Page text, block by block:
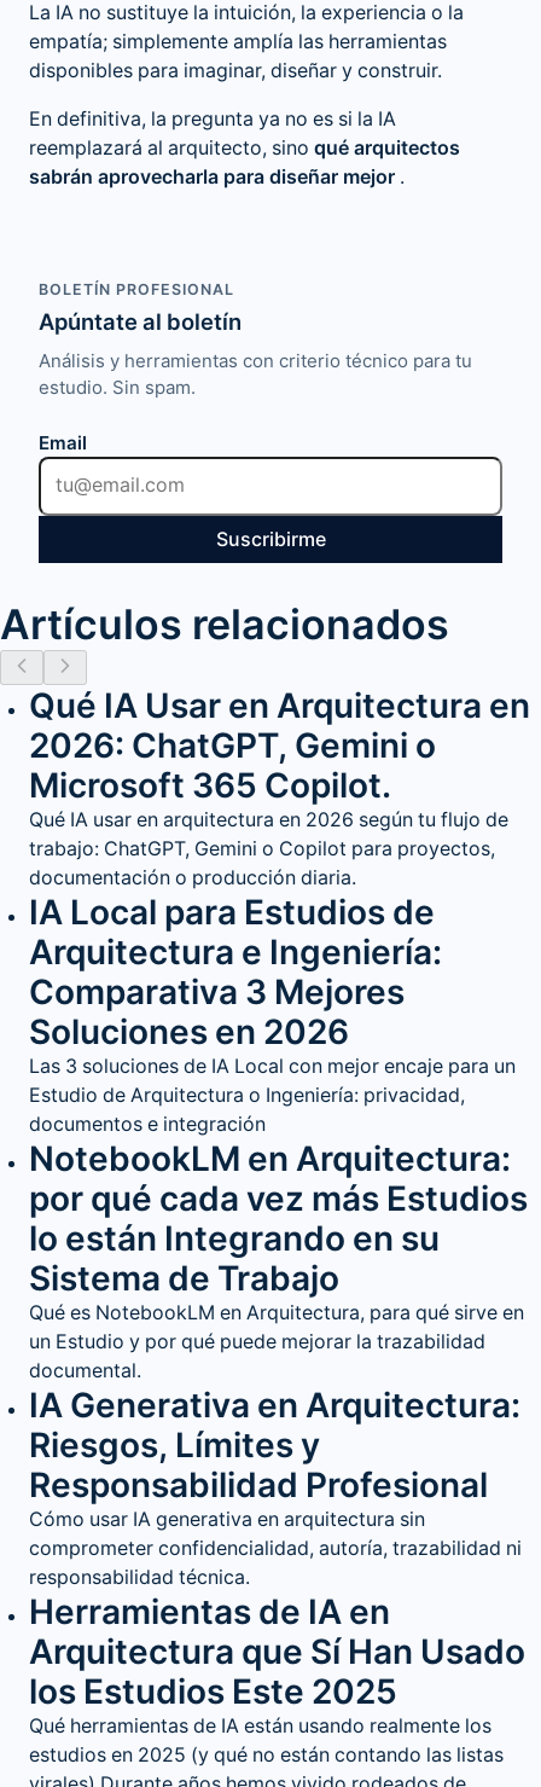
La IA no sustituye la intuición, la experiencia o la
empatía; simplemente amplía las herramientas
disponibles para imaginar, diseñar y construir.
En definitiva, la pregunta ya no es si la IA
reemplazará al arquitecto, sino qué arquitectos
sabrán aprovecharla para diseñar mejor .
BOLETÍN PROFESIONAL
Apúntate al boletín
Análisis y herramientas con criterio técnico para tu
estudio. Sin spam.
Email
Suscribirme
Artículos relacionados
Qué IA Usar en Arquitectura en
2026: ChatGPT, Gemini o
Microsoft 365 Copilot.
Qué IA usar en arquitectura en 2026 según tu flujo de
trabajo: ChatGPT, Gemini o Copilot para proyectos,
documentación o producción diaria.
IA Local para Estudios de
Arquitectura e Ingeniería:
Comparativa 3 Mejores
Soluciones en 2026
Las 3 soluciones de IA Local con mejor encaje para un
Estudio de Arquitectura o Ingeniería: privacidad,
documentos e integración
NotebookLM en Arquitectura:
por qué cada vez más Estudios
lo están Integrando en su
Sistema de Trabajo
Qué es NotebookLM en Arquitectura, para qué sirve en
un Estudio y por qué puede mejorar la trazabilidad
documental.
IA Generativa en Arquitectura:
Riesgos, Límites y
Responsabilidad Profesional
Cómo usar IA generativa en arquitectura sin
comprometer confidencialidad, autoría, trazabilidad ni
responsabilidad técnica.
Herramientas de IA en
Arquitectura que Sí Han Usado
los Estudios Este 2025
Qué herramientas de IA están usando realmente los
estudios en 2025 (y qué no están contando las listas